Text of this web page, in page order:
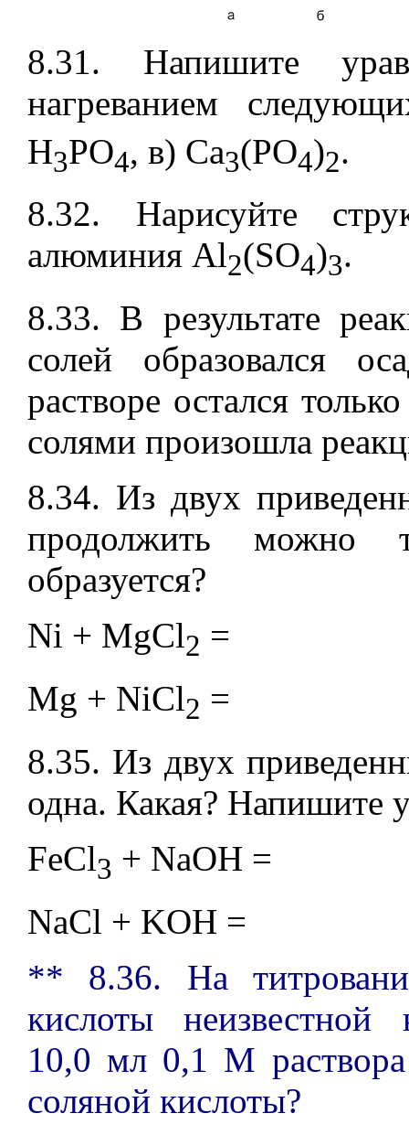
8.31. Напишите
нагреванием
H3PO4, в) Ca3(PO4)2.
8.32. Нарисуйте
алюминия Al2(SO4)3.
8.33. В результате
солей образовался
растворе остался
солями произошла
8.34. Из двух
продолжить можно
образуется?
Ni + MgCl2 =
Mg + NiCl2 =
8.35. Из двух
одна. Какая? Напишите
FeCl3 + NaOH =
NaCl + KOH =
** 8.36. На
кислоты неизвестной
10,0 мл 0,1 М раствора
соляной кислоты?